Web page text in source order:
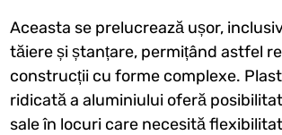
Aceasta se prelucrează ușor,
tăiere și ștanțare, permițând astfel
construcții cu forme complexe.
ridicată a aluminiului oferă
sale în locuri care necesită